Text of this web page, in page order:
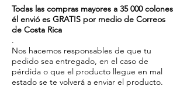
Todas las compras mayores a 35 000 colones
él envió es GRATIS por medio de Correos
de Costa Rica
.
Nos hacemos responsables de que tu
pedido sea entregado, en el caso de
pérdida o que el producto llegue en mal
estado se te volverá a enviar el producto.